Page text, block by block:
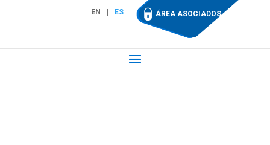
EN ES ÁREA ASOCIADOS